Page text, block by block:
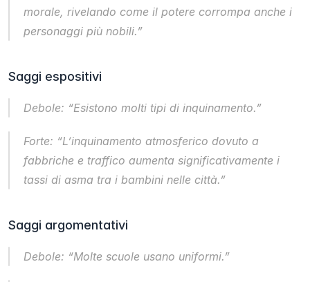
morale, rivelando come il potere corrompa anche i
personaggi più nobili.”
Saggi espositivi
Debole: “Esistono molti tipi di inquinamento.”
Forte: “L’inquinamento atmosferico dovuto a
fabbriche e traffico aumenta significativamente i
tassi di asma tra i bambini nelle città.”
Saggi argomentativi
Debole: “Molte scuole usano uniformi.”